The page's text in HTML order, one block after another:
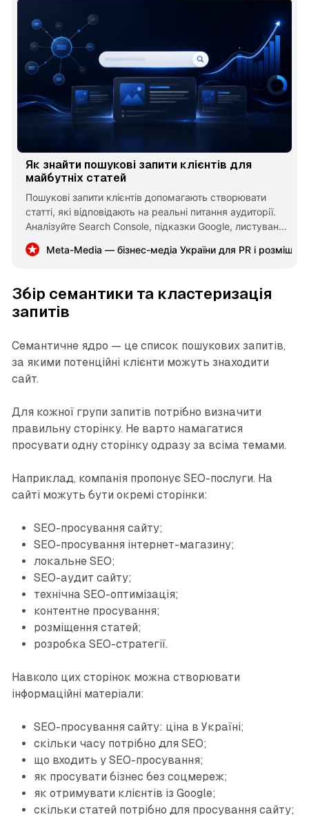
Як знайти пошукові запити клієнтів для
майбутніх статей
Пошукові запити клієнтів допомагають створювати
статті, які відповідають на реальні питання аудиторії.
Аналізуйте Search Console, підказки Google, листування
та типові сумніви покупців. Так блог поступово
перетворюється на системний канал органічного
Meta-Media — бізнес-медіа України для PR і
Збір семантики та кластеризація
запитів
Семантичне ядро — це список пошукових запитів,
за якими потенційні клієнти можуть знаходити
сайт.
Для кожної групи запитів потрібно визначити
правильну сторінку. Не варто намагатися
просувати одну сторінку одразу за всіма темами.
Наприклад, компанія пропонує SEO-послуги. На
сайті можуть бути окремі сторінки:
SEO-просування сайту;
SEO-просування інтернет-магазину;
локальне SEO;
SEO-аудит сайту;
технічна SEO-оптимізація;
контентне просування;
розміщення статей;
розробка SEO-стратегії.
Навколо цих сторінок можна створювати
інформаційні матеріали:
SEO-просування сайту: ціна в Україні;
скільки часу потрібно для SEO;
що входить у SEO-просування;
як просувати бізнес без соцмереж;
як отримувати клієнтів із Google;
скільки статей потрібно для просування сайту;